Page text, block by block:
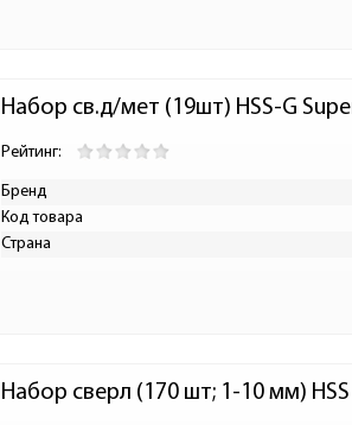
Набор св.д/мет (19шт) HSS-G
Рейтинг:
Бренд
Код товара
Страна
Набор сверл (170 шт; 1-10 мм)